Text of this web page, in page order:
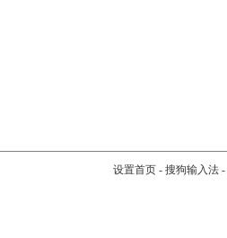
设置首页- 搜狗输入法-